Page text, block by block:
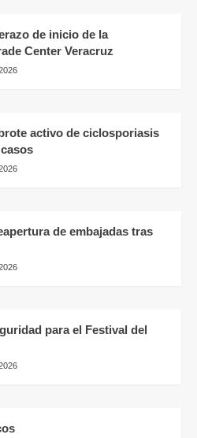
de inicio de la
Center Veracruz
activo de ciclosporiasis
de embajadas tras
para el Festival del